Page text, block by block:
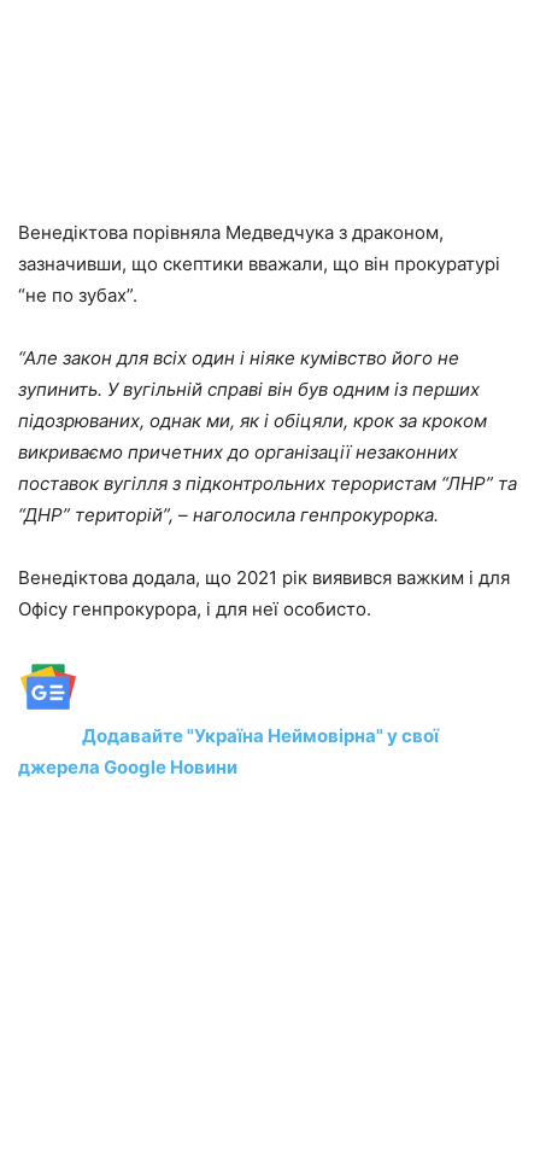
Венедіктова порівняла Медведчука з драконом,
зазначивши, що скептики вважали, що він прокуратурі
“не по зубах”.
“Але закон для всіх один і ніяке кумівство його не
зупинить. У вугільній справі він був одним із перших
підозрюваних, однак ми, як і обіцяли, крок за кроком
викриваємо причетних до організації незаконних
поставок вугілля з підконтрольних терористам “ЛНР” та
“ДНР” територій”, – наголосила генпрокурорка.
Венедіктова додала, що 2021 рік виявився важким і для
Офісу генпрокурора, і для неї особисто.
Додавайте "Україна Неймовірна" у свої
джерела Google Новини